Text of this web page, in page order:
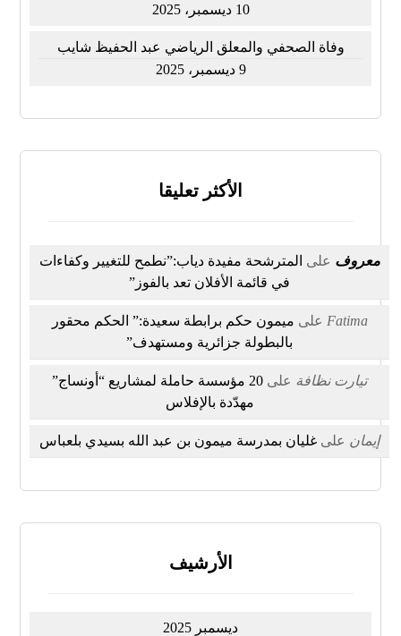
10 ديسمبر، 2025
وفاة الصحفي والمعلق الرياضي عبد الحفيظ شايب
9 ديسمبر، 2025
الأكثر تعليقا
معروف على المترشحة مفيدة دياب:”نطمح للتغيير وكفاءات
في قائمة الأفلان تعد بالفوز”
Fatima على ميمون حكم برابطة سعيدة:” الحكم محقور
بالبطولة جزائرية ومستهدف”
تيارت نظافة على
20 مؤسسة حاملة لمشاريع “أونساج”
مهدّدة بالإفلاس
إيمان على غليان بمدرسة ميمون بن عبد الله بسيدي بلعباس
الأرشيف
ديسمبر 2025